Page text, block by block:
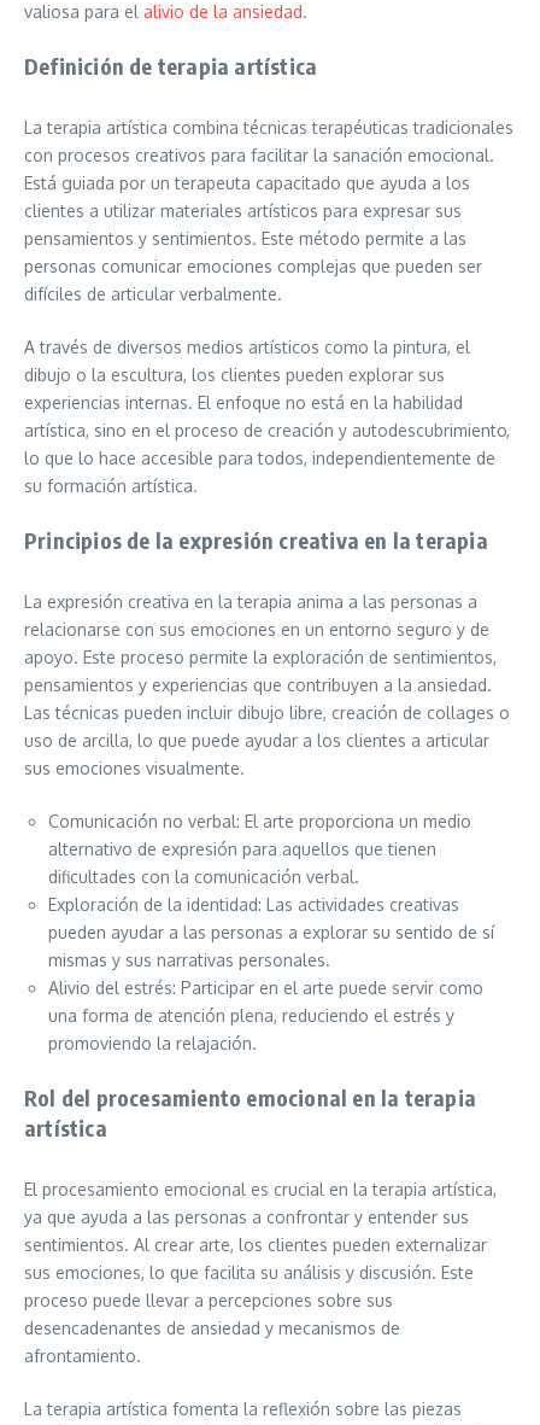
valiosa para el alivio de la ansiedad.
Definición de terapia artística
La terapia artística combina técnicas terapéuticas tradicionales
con procesos creativos para facilitar la sanación emocional.
Está guiada por un terapeuta capacitado que ayuda a los
clientes a utilizar materiales artísticos para expresar sus
pensamientos y sentimientos. Este método permite a las
personas comunicar emociones complejas que pueden ser
difíciles de articular verbalmente.
A través de diversos medios artísticos como la pintura, el
dibujo o la escultura, los clientes pueden explorar sus
experiencias internas. El enfoque no está en la habilidad
artística, sino en el proceso de creación y autodescubrimiento,
lo que lo hace accesible para todos, independientemente de
su formación artística.
Principios de la expresión creativa en la terapia
La expresión creativa en la terapia anima a las personas a
relacionarse con sus emociones en un entorno seguro y de
apoyo. Este proceso permite la exploración de sentimientos,
pensamientos y experiencias que contribuyen a la ansiedad.
Las técnicas pueden incluir dibujo libre, creación de collages o
uso de arcilla, lo que puede ayudar a los clientes a articular
sus emociones visualmente.
Comunicación no verbal: El arte proporciona un medio
alternativo de expresión para aquellos que tienen
dificultades con la comunicación verbal.
Exploración de la identidad: Las actividades creativas
pueden ayudar a las personas a explorar su sentido de sí
mismas y sus narrativas personales.
Alivio del estrés: Participar en el arte puede servir como
una forma de atención plena, reduciendo el estrés y
promoviendo la relajación.
Rol del procesamiento emocional en la terapia
artística
El procesamiento emocional es crucial en la terapia artística,
ya que ayuda a las personas a confrontar y entender sus
sentimientos. Al crear arte, los clientes pueden externalizar
sus emociones, lo que facilita su análisis y discusión. Este
proceso puede llevar a percepciones sobre sus
desencadenantes de ansiedad y mecanismos de
afrontamiento.
La terapia artística fomenta la reflexión sobre las piezas